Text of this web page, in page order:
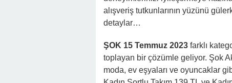
alışveriş tutkunlarının yüzünü
detaylar…
ŞOK 15 Temmuz 2023 farklı
toplayan bir çözümle geliyor. Şok
moda, ev eşyaları ve oyuncaklar